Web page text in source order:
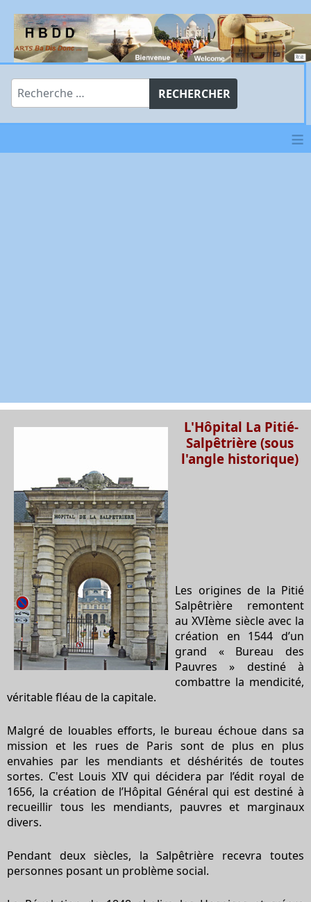
Rechercher
RECHERCHER
≡
L'Hôpital La Pitié-
Salpêtrière (sous
l'angle historique)
Les origines de la Pitié
Salpêtrière remontent
au XVIème siècle avec la
création en 1544 d’un
grand « Bureau des
Pauvres » destiné à
combattre la mendicité,
véritable fléau de la capitale.
Malgré de louables efforts, le bureau échoue dans sa
mission et les rues de Paris sont de plus en plus
envahies par les mendiants et déshérités de toutes
sortes. C'est Louis XIV qui décidera par l’édit royal de
1656, la création de l’Hôpital Général qui est destiné à
recueillir tous les mendiants, pauvres et marginaux
divers.
Pendant deux siècles, la Salpêtrière recevra toutes
personnes posant un problème social.